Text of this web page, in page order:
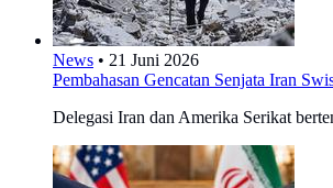
News • 21 Juni 2026
Pembahasan Gencatan Senjata Iran
Delegasi Iran dan Amerika Serikat